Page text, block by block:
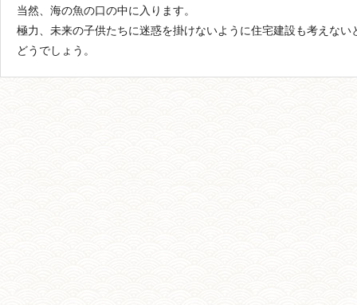
当然、海の魚の口の中に入ります。
極力、未来の子供たちに迷惑を掛けないように住宅建設も考えない
どうでしょう。